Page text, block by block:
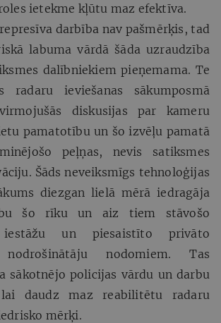
ietekme kļūtu maz efektīva.
darbība nav pašmērķis, tad
labuma vārdā šāda uzraudzība
dalībniekiem pieņemama. Te
radaru ieviešanas sākumposmā
diskusijas par kameru
pamatotību un šo izvēļu pamatā
peļņas, nevis satiksmes
Šāds neveiksmīgs tehnoloģijas
diezgan lielā mērā iedragāja
šo rīku un aiz tiem stāvošo
iestāžu un piesaistīto privāto
nodrošinātāju nodomiem. Tas
sākotnējo policijas vārdu un darbu
lai daudz maz reabilitētu radaru
mērķi.